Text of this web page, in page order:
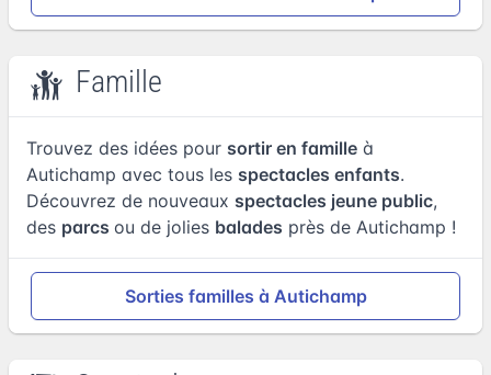
Famille
Trouvez des idées pour sortir en famille à
Autichamp avec tous les spectacles enfants.
Découvrez de nouveaux spectacles jeune public,
des parcs ou de jolies balades près de Autichamp !
Sorties familles à Autichamp